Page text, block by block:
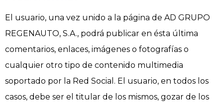
El usuario, una vez unido a la página de AD GRUPO
REGENAUTO, S.A., podrá publicar en ésta última
comentarios, enlaces, imágenes o fotografías o
cualquier otro tipo de contenido multimedia
soportado por la Red Social. El usuario, en todos los
casos, debe ser el titular de los mismos, gozar de los